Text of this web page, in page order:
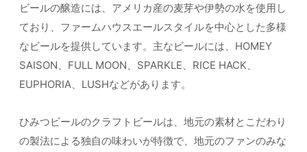
ビールの醸造には、アメリカ産の麦芽や伊勢の水を使用し
ており、ファームハウスエールスタイルを中心とした多様
なビールを提供しています。主なビールには、HOMEY
SAISON、FULL MOON、SPARKLE、RICE HACK、
EUPHORIA、LUSHなどがあります。
ひみつビールのクラフトビールは、地元の素材とこだわり
の製法による独自の味わいが特徴で、地元のファンのみな